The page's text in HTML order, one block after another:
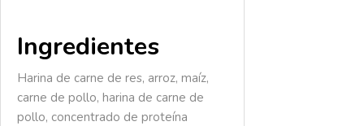
Ingredientes
Harina de carne de res, arroz, maíz,
carne de pollo, harina de carne de
pollo, concentrado de proteína